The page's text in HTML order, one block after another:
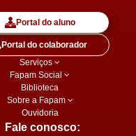
Portal do aluno
Portal do colaborador
Serviços
Fapam Social
Biblioteca
Sobre a Fapam
Ouvidoria
Fale conosco: